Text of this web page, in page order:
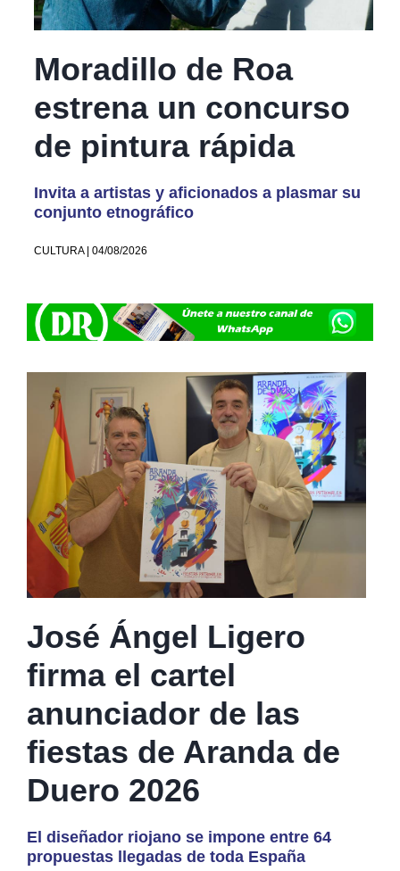
Moradillo de Roa
estrena un concurso
de pintura rápida
Invita a artistas y aficionados a plasmar su
conjunto etnográfico
CULTURA | 04/08/2026
José Ángel Ligero
firma el cartel
anunciador de las
fiestas de Aranda de
Duero 2026
El diseñador riojano se impone entre 64
propuestas llegadas de toda España